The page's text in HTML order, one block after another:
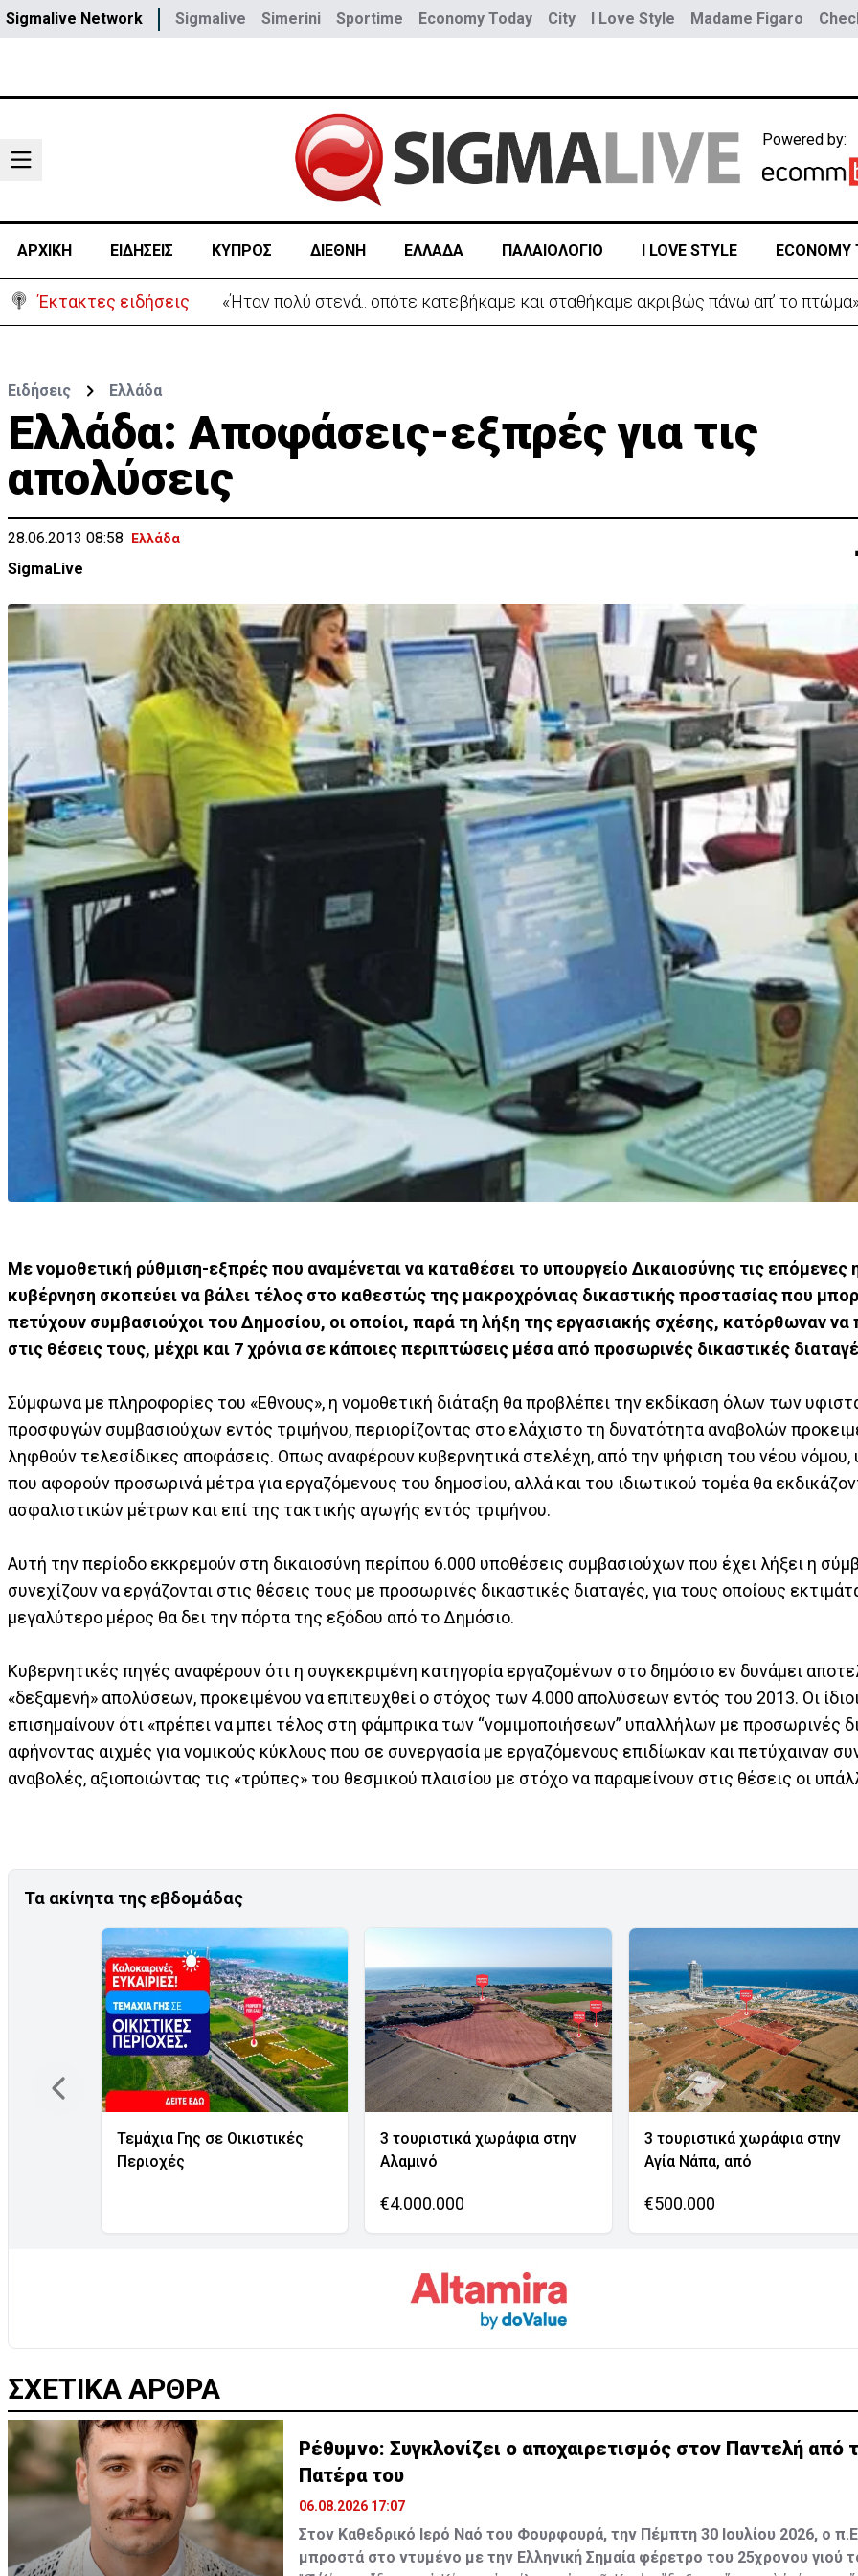
Sigmalive Network Sigmalive Simerini Sportime Economy Today City I Love Style Madame Figaro
Powered by:
ΑΡΧΙΚΗ ΕΙΔΗΣΕΙΣ ΚΥΠΡΟΣ ΔΙΕΘΝΗ ΕΛΛΑΔΑ ΠΑΛΑΙΟΛΟΓΙΟ I LOVE STYLE ECONOMY
Έκτακτες ειδήσεις Η Σαουδική Αραβία, η Τουρκία και το Πακιστάν θα υπογράψουν αμυντική συμφωνία
Ειδήσεις Ελλάδα
Eλλάδα: Αποφάσεις-εξπρές για τις
απολύσεις
28.06.2013 08:58 Ελλάδα
SigmaLive
Με νομοθετική ρύθμιση-εξπρές που αναμένεται να καταθέσει το υπουργείο Δικαιοσύνης τις επόμενες
κυβέρνηση σκοπεύει να βάλει τέλος στο καθεστώς της μακροχρόνιας δικαστικής προστασίας που
πετύχουν συμβασιούχοι του Δημοσίου, οι οποίοι, παρά τη λήξη της εργασιακής σχέσης, κατόρθωναν να
στις θέσεις τους, μέχρι και 7 χρόνια σε κάποιες περιπτώσεις μέσα από προσωρινές δικαστικές
Σύμφωνα με πληροφορίες του «Εθνους», η νομοθετική διάταξη θα προβλέπει την εκδίκαση όλων των
προσφυγών συμβασιούχων εντός τριμήνου, περιορίζοντας στο ελάχιστο τη δυνατότητα αναβολών
ληφθούν τελεσίδικες αποφάσεις. Οπως αναφέρουν κυβερνητικά στελέχη, από την ψήφιση του νέου νόμου,
που αφορούν προσωρινά μέτρα για εργαζόμενους του δημοσίου, αλλά και του ιδιωτικού τομέα θα
ασφαλιστικών μέτρων και επί της τακτικής αγωγής εντός τριμήνου.
Αυτή την περίοδο εκκρεμούν στη δικαιοσύνη περίπου 6.000 υποθέσεις συμβασιούχων που έχει λήξει η
συνεχίζουν να εργάζονται στις θέσεις τους με προσωρινές δικαστικές διαταγές, για τους οποίους
μεγαλύτερο μέρος θα δει την πόρτα της εξόδου από το Δημόσιο.
Κυβερνητικές πηγές αναφέρουν ότι η συγκεκριμένη κατηγορία εργαζομένων στο δημόσιο εν δυνάμει
«δεξαμενή» απολύσεων, προκειμένου να επιτευχθεί ο στόχος των 4.000 απολύσεων εντός του 2013. Οι
επισημαίνουν ότι «πρέπει να μπει τέλος στη φάμπρικα των “νομιμοποιήσεων” υπαλλήλων με προσωρινές
αφήνοντας αιχμές για νομικούς κύκλους που σε συνεργασία με εργαζόμενους επιδίωκαν και πετύχαιναν
αναβολές, αξιοποιώντας τις «τρύπες» του θεσμικού πλαισίου με στόχο να παραμείνουν στις θέσεις οι
Τα ακίνητα της εβδομάδας
Τεμάχια Γης σε Οικιστικές
Περιοχές
3 τουριστικά χωράφια στην
Αλαμινό
€4.000.000
3 τουριστικά χωράφια στην
Αγία Νάπα, από
€500.000
ΣΧΕΤΙΚΑ ΑΡΘΡΑ
Ρέθυμνο: Συγκλονίζει ο αποχαιρετισμός στον Παντελή από
Πατέρα του
06.08.2026 17:07
Στον Καθεδρικό Ιερό Ναό του Φουρφουρά, την Πέμπτη 30 Ιουλίου 2026, ο
μπροστά στο ντυμένο με την Ελληνική Σημαία φέρετρο του 25χρονου γιού